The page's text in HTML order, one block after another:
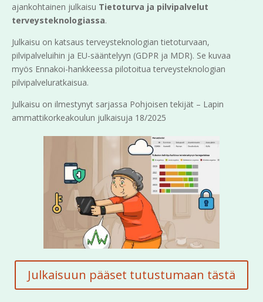
ajankohtainen julkaisu Tietoturva ja pilvipalvelut
terveysteknologiassa.
Julkaisu on katsaus terveysteknologian tietoturvaan,
pilvipalveluihin ja EU-sääntelyyn (GDPR ja MDR). Se kuvaa
myös Ennakoi-hankkeessa pilotoitua terveysteknologian
pilvipalveluratkaisua.
Julkaisu on ilmestynyt sarjassa Pohjoisen tekijät – Lapin
ammattikorkeakoulun julkaisuja 18/2025
Julkaisuun pääset tutustumaan tästä